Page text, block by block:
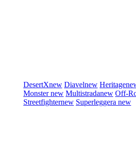
DesertXnew Diavelnew Heritage
Monsternew Multistradanew Off-
Streetfighternew Superleggera new